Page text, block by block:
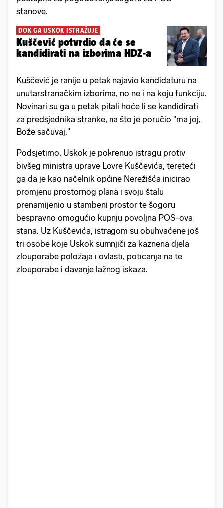
stanove.
DOK GA USKOK ISTRAŽUJE
Kuščević potvrdio da će se
kandidirati na izborima HDZ-a
Kuščević je ranije u petak najavio kandidaturu na
unutarstranačkim izborima, no ne i na koju funkciju.
Novinari su ga u petak pitali hoće li se kandidirati
za predsjednika stranke, na što je poručio "ma joj,
Bože sačuvaj."
Podsjetimo, Uskok je pokrenuo istragu protiv
bivšeg ministra uprave Lovre Kuščevića, tereteći
ga da je kao načelnik općine Nerežišća inicirao
promjenu prostornog plana i svoju štalu
prenamijenio u stambeni prostor te šogoru
bespravno omogućio kupnju povoljna POS-ova
stana. Uz Kuščevića, istragom su obuhvaćene još
tri osobe koje Uskok sumnjiči za kaznena djela
zlouporabe položaja i ovlasti, poticanja na te
zlouporabe i davanje lažnog iskaza.